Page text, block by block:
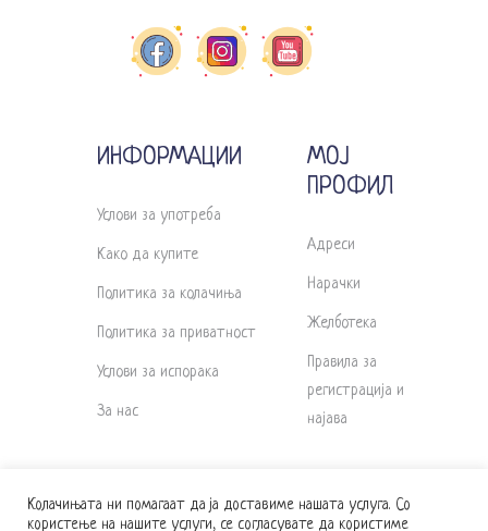
ИНФОРМАЦИИ
Услови за употреба
Како да купите
Политика за колачиња
Политика за приватност
Услови за испорака
За нас
МОЈ
ПРОФИЛ
Адреси
Нарачки
Желботека
Правила за
регистрација и
најава
Колачињата ни помагаат да ја доставиме нашата услуга. Со
користење на нашите услуги, се согласувате да користиме